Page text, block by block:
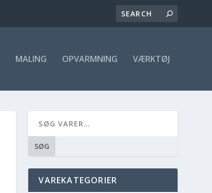
MALING OPVARMNING VÆRKTØJ
SØG
VAREKATEGORIER